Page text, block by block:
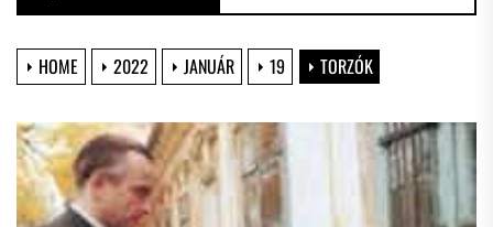
HOME 2022 JANUÁR 19 TORZÓK